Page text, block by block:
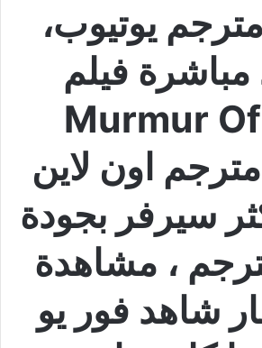
يوتيوب،
فيلم
Murmur
Heart مترجم اون لاين
سيرفر بجودة
، مشاهدة
شاهد فور يو